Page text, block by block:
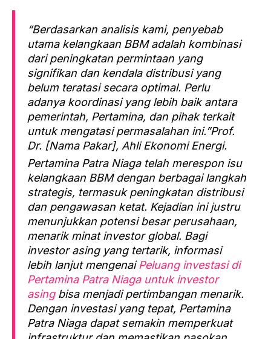
“Berdasarkan analisis kami, penyebab
utama kelangkaan BBM adalah kombinasi
dari peningkatan permintaan yang
signifikan dan kendala distribusi yang
belum teratasi secara optimal. Perlu
adanya koordinasi yang lebih baik antara
pemerintah, Pertamina, dan pihak terkait
untuk mengatasi permasalahan ini.”Prof.
Dr. [Nama Pakar], Ahli Ekonomi Energi.
Pertamina Patra Niaga telah merespon isu
kelangkaan BBM dengan berbagai langkah
strategis, termasuk peningkatan distribusi
dan pengawasan ketat. Kejadian ini justru
menunjukkan potensi besar perusahaan,
menarik minat investor global. Bagi
investor asing yang tertarik, informasi
lebih lanjut mengenaiPeluang investasi di
Pertamina Patra Niaga untuk investor
asingbisa menjadi pertimbangan menarik.
Dengan investasi yang tepat, Pertamina
Patra Niaga dapat semakin memperkuat